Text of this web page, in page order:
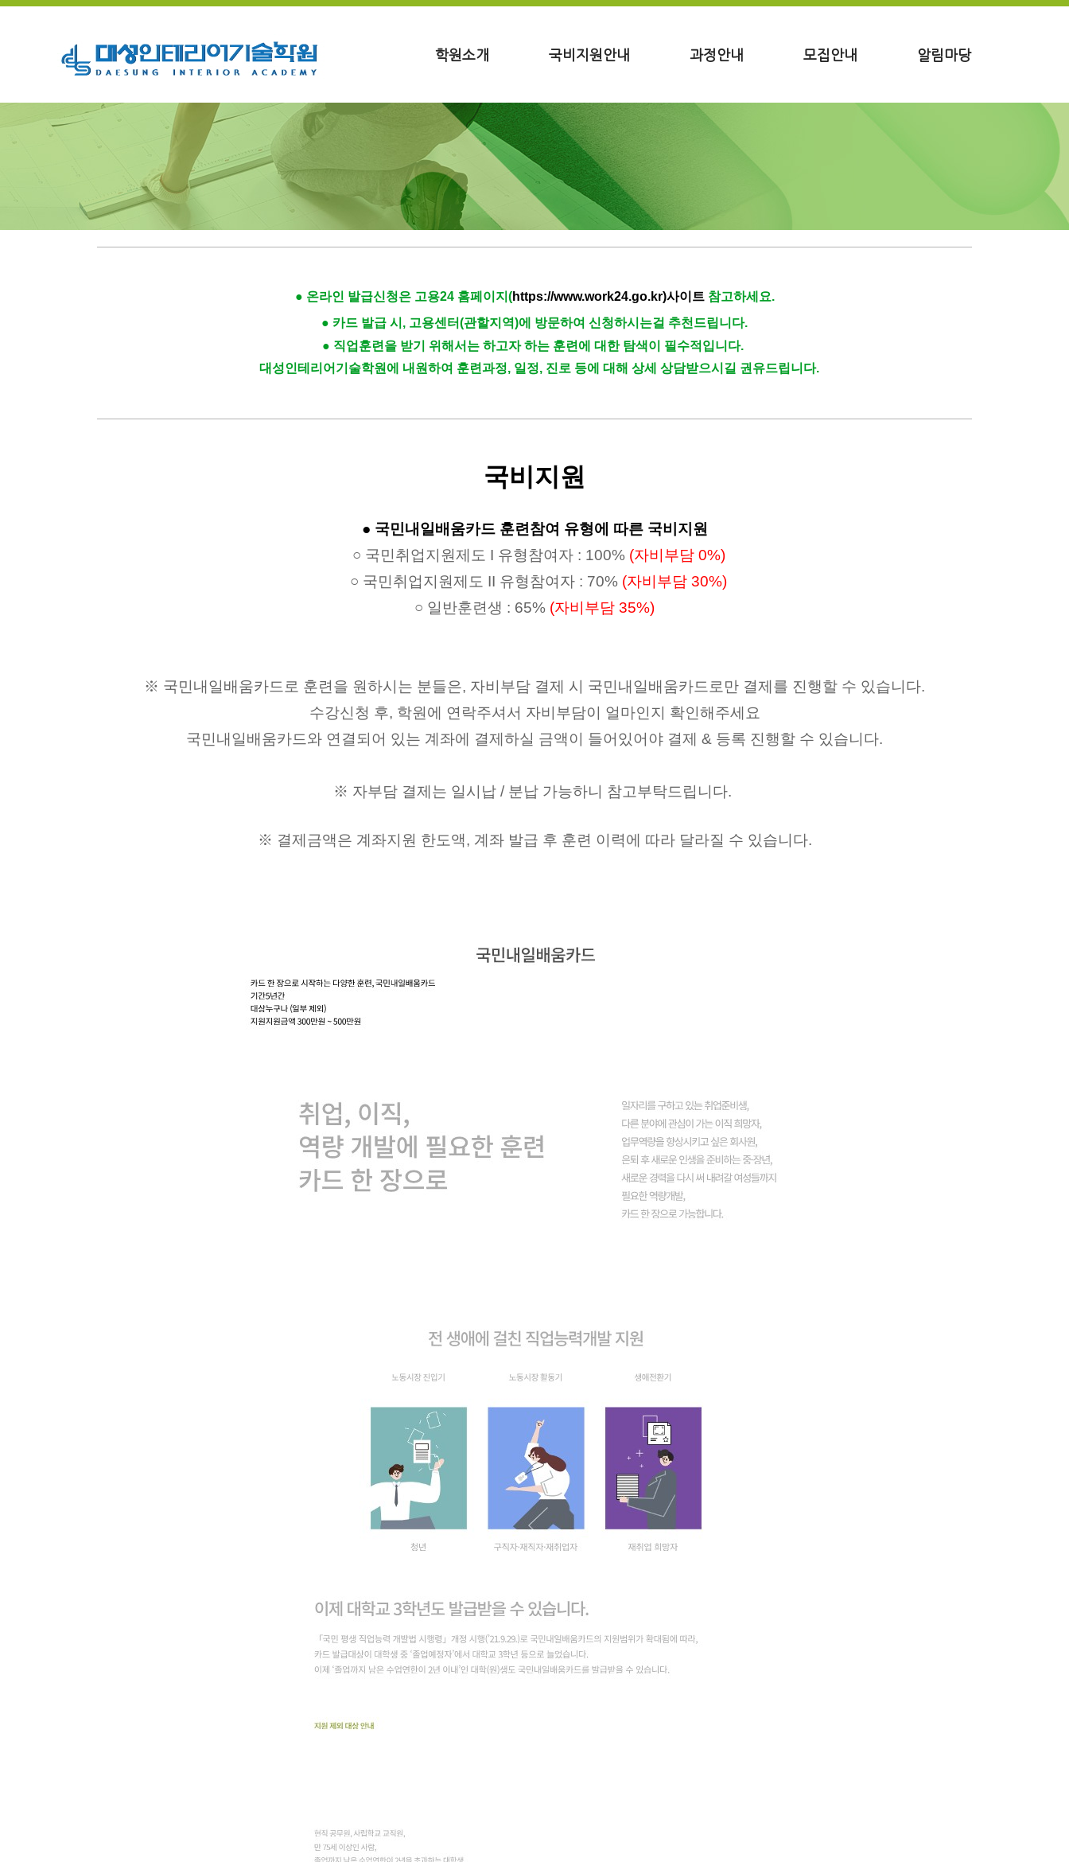
학원소개 국비지원안내 과정안내 모집안내 알림마당
● 온라인 발급신청은 고용24 홈페이지(https://www.work24.go.kr)사이트참고하세요.
● 카드 발급 시, 고용센터(관할지역)에 방문하여 신청하시는걸 추천드립니다.
● 직업훈련을 받기 위해서는 하고자 하는 훈련에 대한 탐색이 필수적입니다.
대성인테리어기술학원에 내원하여 훈련과정, 일정, 진로 등에 대해 상세 상담받으시길 권유드립니다.
국비지원
● 국민내일배움카드 훈련참여 유형에 따른 국비지원
○ 국민취업지원제도 I 유형참여자 : 100%(자비부담 0%)
○ 국민취업지원제도 II 유형참여자 : 70% (자비부담 30%)
○ 일반훈련생 : 65% (자비부담 35%)
※ 국민내일배움카드로 훈련을 원하시는 분들은, 자비부담 결제 시 국민내일배움카드로만 결제를 진행할 수 있습니다.
수강신청 후, 학원에 연락주셔서 자비부담이 얼마인지 확인해주세요
국민내일배움카드와 연결되어 있는 계좌에 결제하실 금액이 들어있어야 결제 & 등록 진행할 수 있습니다.
※ 자부담 결제는 일시납 / 분납 가능하니 참고부탁드립니다.
※ 결제금액은 계좌지원 한도액, 계좌 발급 후 훈련 이력에 따라 달라질 수 있습니다.